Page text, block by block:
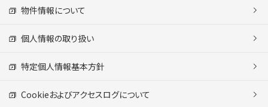
物件情報について
個人情報の取り扱い
特定個人情報基本方針
Cookieおよびアクセスログについて